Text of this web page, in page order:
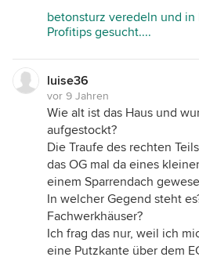
betonsturz veredeln und in
Profitips gesucht....
luise36
vor 9 Jahren
Wie alt ist das Haus und
aufgestockt?
Die Traufe des rechten
das OG mal da eines
einem Sparrendach
In welcher Gegend steht
Fachwerkhäuser?
Ich frag das nur, weil ich
eine Putzkante über dem